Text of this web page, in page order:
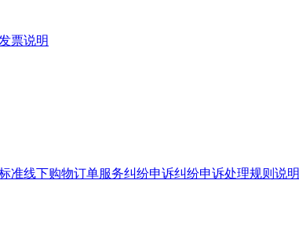
发票说明
准线下购物订单服务纠纷申诉纠纷申诉处理规则说明